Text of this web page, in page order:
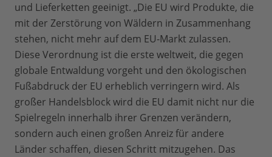
und Lieferketten geeinigt. „Die EU wird Produkte, die
mit der Zerstörung von Wäldern in Zusammenhang
stehen, nicht mehr auf dem EU-Markt zulassen.
Diese Verordnung ist die erste weltweit, die gegen
globale Entwaldung vorgeht und den ökologischen
Fußabdruck der EU erheblich verringern wird. Als
großer Handelsblock wird die EU damit nicht nur die
Spielregeln innerhalb ihrer Grenzen verändern,
sondern auch einen großen Anreiz für andere
Länder schaffen, diesen Schritt mitzugehen. Das